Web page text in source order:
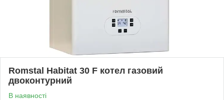
Romstal Habitat 30 F котел газовий
двоконтурний
В наявності